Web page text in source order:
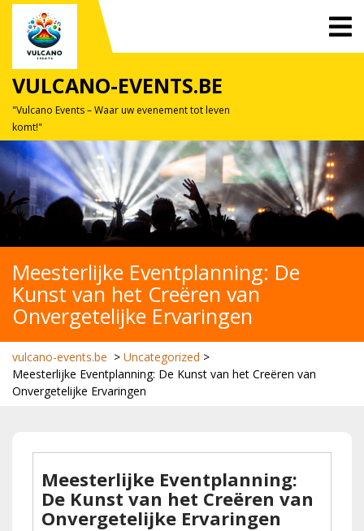
Skip
content
VULCANO-EVENTS.BE
"Vulcano Events – Waar uw evenement tot leven
komt!"
Meesterlijke Eventplanning: De
Kunst van het Creëren van
Onvergetelijke Ervaringen
vulcano-events.be > Uncategorized >
Meesterlijke Eventplanning: De Kunst van het Creëren van
Onvergetelijke Ervaringen
Meesterlijke Eventplanning:
De Kunst van het Creëren van
Onvergetelijke Ervaringen